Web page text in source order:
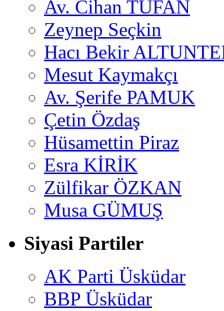
Av. Cihan TUFAN
Zeynep Seçkin
Hacı Bekir
Mesut Kaymakçı
Av. Şerife PAMUK
Çetin Özdaş
Hüsamettin Piraz
Esra KİRİK
Zülfikar ÖZKAN
Musa GÜMUŞ
Siyasi Partiler
AK Parti Üsküdar
BBP Üsküdar